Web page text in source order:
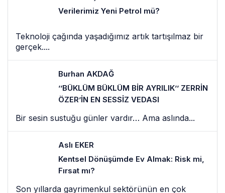
Verilerimiz Yeni Petrol mü?
Teknoloji çağında yaşadığımız artık tartışılmaz bir
gerçek....
Burhan AKDAĞ
’’BÜKLÜM BÜKLÜM BİR AYRILIK’’ ZERRİN
ÖZER’İN EN SESSİZ VEDASI
Bir sesin sustuğu günler vardır… Ama aslında...
Aslı EKER
Kentsel Dönüşümde Ev Almak: Risk mi,
Fırsat mı?
Son yıllarda gayrimenkul sektörünün en çok